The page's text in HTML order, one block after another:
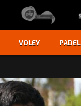
VOLEY PADEL